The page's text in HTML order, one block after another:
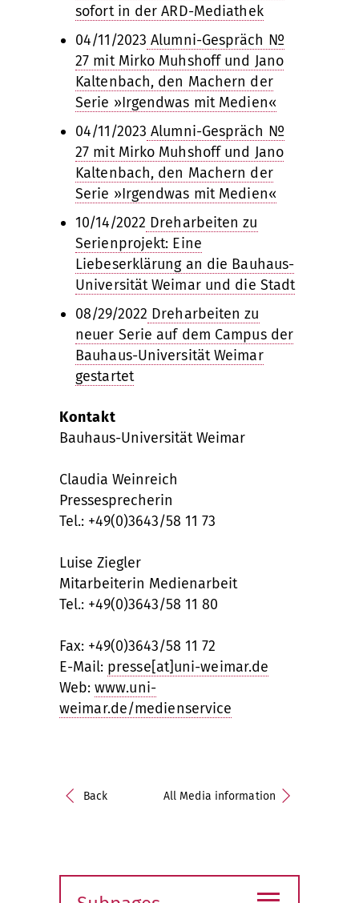
sofort in der ARD-Mediathek
04/11/2023 Alumni-Gespräch №
27 mit Mirko Muhshoff und Jano
Kaltenbach, den Machern der
Serie »Irgendwas mit Medien«
04/11/2023 Alumni-Gespräch №
27 mit Mirko Muhshoff und Jano
Kaltenbach, den Machern der
Serie »Irgendwas mit Medien«
10/14/2022 Dreharbeiten zu
Serienprojekt: Eine
Liebeserklärung an die Bauhaus-
Universität Weimar und die Stadt
08/29/2022 Dreharbeiten zu
neuer Serie auf dem Campus der
Bauhaus-Universität Weimar
gestartet
Kontakt
Bauhaus-Universität Weimar
Claudia Weinreich
Pressesprecherin
Tel.: +49(0)3643/58 11 73
Luise Ziegler
Mitarbeiterin Medienarbeit
Tel.: +49(0)3643/58 11 80
Fax: +49(0)3643/58 11 72
E-Mail: presse[at]uni-weimar.de
Web: www.uni-
weimar.de/medienservice
Back All Media information